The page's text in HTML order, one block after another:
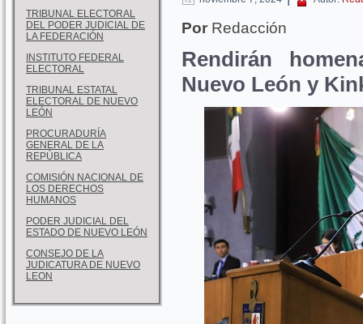
TRIBUNAL ELECTORAL
DEL PODER JUDICIAL DE
LA FEDERACIÓN
INSTITUTO FEDERAL
ELECTORAL
TRIBUNAL ESTATAL
ELECTORAL DE NUEVO
LEÓN
PROCURADURÍA
GENERAL DE LA
REPÚBLICA
COMISIÓN NACIONAL DE
LOS DERECHOS
HUMANOS
PODER JUDICIAL DEL
ESTADO DE NUEVO LEÓN
CONSEJO DE LA
JUDICATURA DE NUEVO
LEON
Por Redacción
Rendirán
Nuevo León y